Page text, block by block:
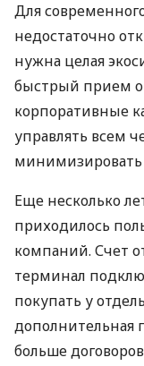
Для
недостаточно
нужна целая
быстрый прием
корпоративные
управлять всем
Еще несколько
приходилось
компаний. Счет
терминал
покупать у
дополнительная
больше